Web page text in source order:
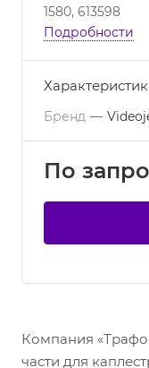
1580, 613598
Подробности
Бренд —
По запр
Компания
части для